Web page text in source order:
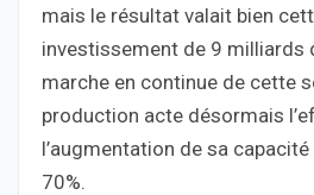
mais le résultat valait bien
investissement de 9 milliards
marche en continue de cette
production acte désormais
l’augmentation de sa
70%.